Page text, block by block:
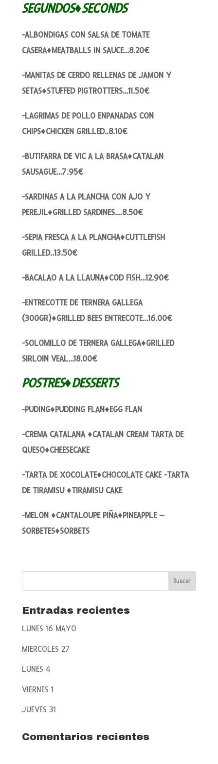
SEGUNDOS♦SECONDS
-ALBONDIGAS CON SALSA DE TOMATE
CASERA♦MEATBALLS IN SAUCE…8.20€
-MANITAS DE CERDO RELLENAS DE JAMON Y
SETAS♦STUFFED PIGTROTTERS…11.50€
-LAGRIMAS DE POLLO ENPANADAS CON
CHIPS♦CHICKEN GRILLED..8.10€
-BUTIFARRA DE VIC A LA BRASA♦CATALAN
SAUSAGUE…7.95€
-SARDINAS A LA PLANCHA CON AJO Y
PEREJIL♦GRILLED SARDINES….8.50€
-SEPIA FRESCA A LA PLANCHA♦CUTTLEFISH
GRILLED..13.50€
-BACALAO A LA LLAUNA♦COD FISH…12.90€
-ENTRECOTTE DE TERNERA GALLEGA
(300GR)♦GRILLED BEES ENTRECOTE…16.00€
-SOLOMILLO DE TERNERA GALLEGA♦GRILLED
SIRLOIN VEAL…18.00€
POSTRES♦DESSERTS
-PUDING♦PUDDING FLAN♦EGG FLAN
-CREMA CATALANA ♦CATALAN CREAM TARTA DE
QUESO♦CHEESECAKE
-TARTA DE XOCOLATE♦CHOCOLATE CAKE -TARTA
DE TIRAMISU ♦TIRAMISU CAKE
-MELON ♦CANTALOUPE PIÑA♦PINEAPPLE –
SORBETES♦SORBETS
Entradas recientes
LUNES 16 MAYO
MIERCOLES 27
LUNES 4
VIERNES 1
JUEVES 31
Comentarios recientes